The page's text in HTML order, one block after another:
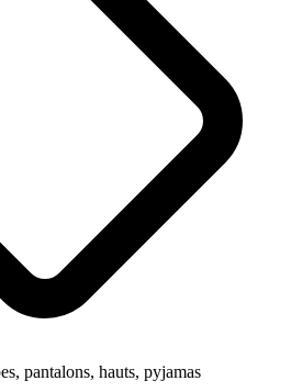
pantalons, hauts, pyjamas